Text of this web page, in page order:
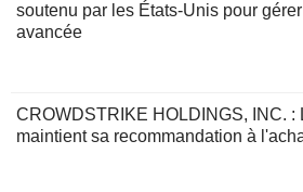
soutenu par les États-Unis pour
avancée
CROWDSTRIKE HOLDINGS, INC. :
maintient sa recommandation à